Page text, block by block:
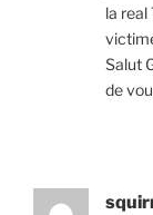
la real
Salut
de